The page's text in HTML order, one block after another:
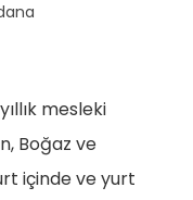
mesleki
Boğaz ve
içinde ve yurt